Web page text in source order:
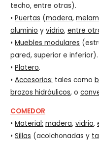
techo, entre otras).
•Puertas (madera,
aluminio yvidrio,entre
•Muebles modulares
pared, superior e
•Platero.
•Accesorios: tales como
brazos hidráulicos, o
COMEDOR
•Material: madera,vidrio,
•Sillas (acolchonadas y